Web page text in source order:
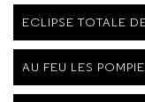
ECLIPSE TOTALE
AU FEU LES